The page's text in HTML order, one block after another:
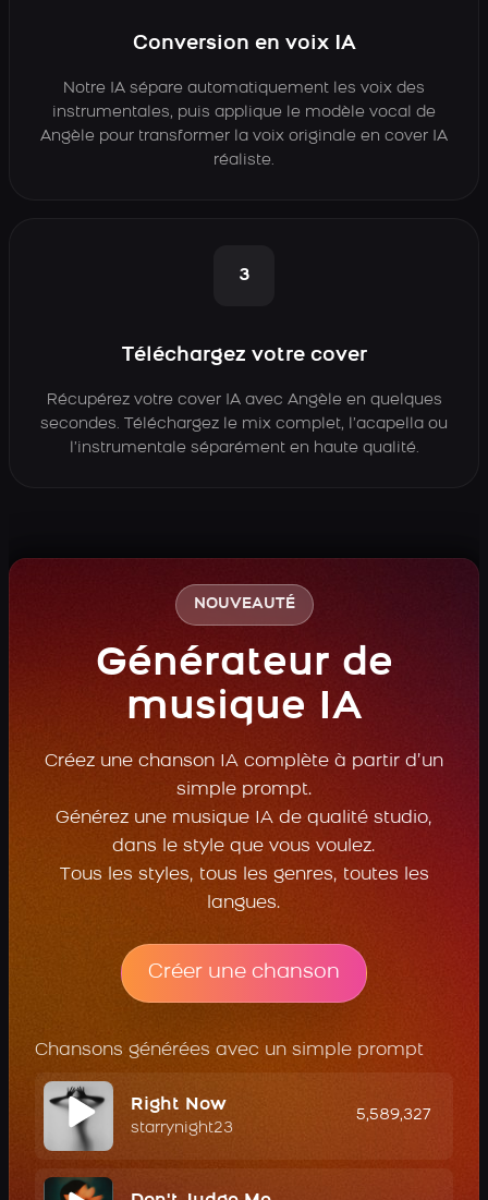
Conversion en voix IA
Notre IA sépare automatiquement les voix des
instrumentales, puis applique le modèle vocal de
Angèle pour transformer la voix originale en cover IA
réaliste.
3
Téléchargez votre cover
Récupérez votre cover IA avec Angèle en quelques
secondes. Téléchargez le mix complet, l’acapella ou
l’instrumentale séparément en haute qualité.
NOUVEAUTÉ
Générateur de
musique IA
Créez une chanson IA complète à partir d’un
simple prompt.
Générez une musique IA de qualité studio,
dans le style que vous voulez.
Tous les styles, tous les genres, toutes les
langues.
Créer une chanson
Chansons générées avec un simple prompt
Right Now
starrynight23
5,589,327